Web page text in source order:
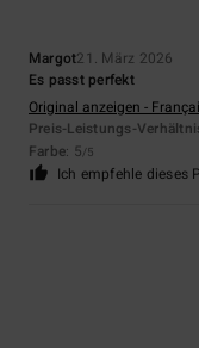
Margot21. März 2026
Es passt perfekt
Original anzeigen -
Preis-Leistungs-
Farbe: 5/5
Ich empfehle dieses